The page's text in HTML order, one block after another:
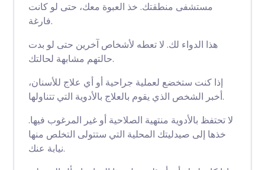
مستشفى منطقتك. خذ العبوة معك، حتى لو كانت
فارغة.
هذا الدواء لك. لا تعطه لأشخاص آخرين حتى لو بدت
حالتهم مشابهة لحالتك.
إذا كنت ستخضع لعملية جراحية أو أي علاج للأسنان،
أخبر الشخص الذي يقوم بالعلاج بالأدوية التي تتناولها.
لا تحتفظ بالأدوية منتهية الصلاحية أو غير المرغوب فيها.
خذها إلى صيدليتك المحلية التي ستتولى التخلص منها
نيابة عنك.